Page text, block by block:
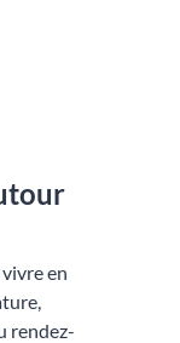
en
rendez-